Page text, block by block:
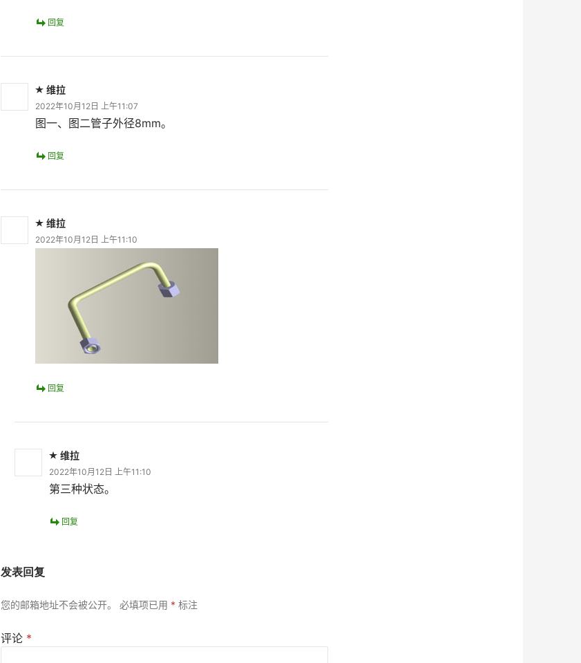
回复
维拉
2022年10月12日 上午11:07
图一、图二管子外径8mm。
回复
维拉
2022年10月12日 上午11:10
回复
维拉
2022年10月12日 上午11:10
第三种状态。
回复
发表回复
您的邮箱地址不会被公开。 必填项已用 * 标注
评论 *